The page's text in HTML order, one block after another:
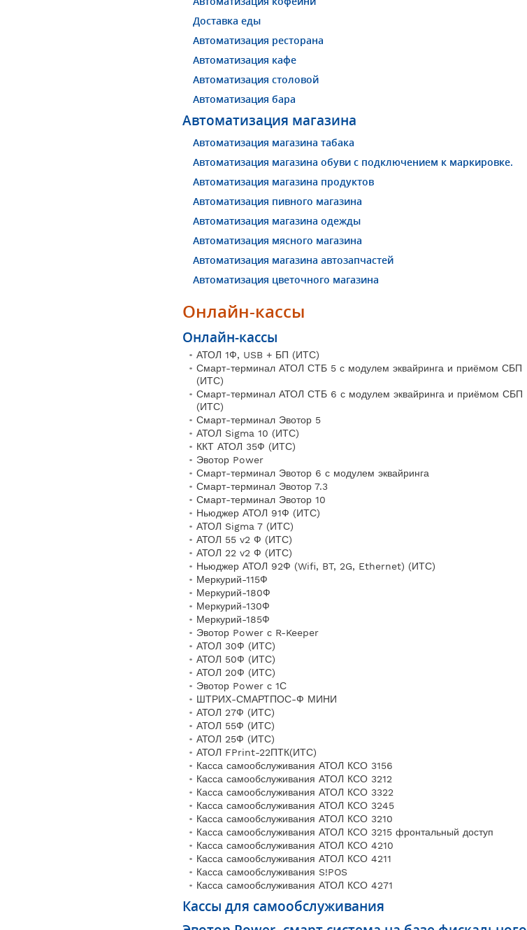
Доставка еды
Автоматизация ресторана
Автоматизация кафе
Автоматизация столовой
Автоматизация бара
Автоматизация магазина
Автоматизация магазина табака
Автоматизация магазина обуви с подключением к маркировке.
Автоматизация магазина продуктов
Автоматизация пивного магазина
Автоматизация магазина одежды
Автоматизация мясного магазина
Автоматизация магазина автозапчастей
Автоматизация цветочного магазина
Онлайн-кассы
Онлайн-кассы
АТОЛ 1Ф, USB + БП (ИТС)
Смарт-терминал АТОЛ СТБ 5 с модулем эквайринга и приёмом СБП
(ИТС)
Смарт-терминал АТОЛ СТБ 6 с модулем эквайринга и приёмом СБП
(ИТС)
Смарт-терминал Эвотор 5
АТОЛ Sigma 10 (ИТС)
ККТ АТОЛ 35Ф (ИТС)
Эвотор Power
Смарт-терминал Эвотор 6 с модулем эквайринга
Смарт-терминал Эвотор 7.3
Смарт-терминал Эвотор 10
Ньюджер АТОЛ 91Ф (ИТС)
АТОЛ Sigma 7 (ИТС)
АТОЛ 55 v2 Ф (ИТС)
АТОЛ 22 v2 Ф (ИТС)
Ньюджер АТОЛ 92Ф (Wifi, BT, 2G, Ethernet) (ИТС)
Меркурий-115Ф
Меркурий-180Ф
Меркурий-130Ф
Меркурий-185Ф
Эвотор Power с R-Keeper
АТОЛ 30Ф (ИТС)
АТОЛ 50Ф (ИТС)
АТОЛ 20Ф (ИТС)
Эвотор Power с 1С
ШТРИХ-СМАРТПОС-Ф МИНИ
АТОЛ 27Ф (ИТС)
АТОЛ 55Ф (ИТС)
АТОЛ 25Ф (ИТС)
АТОЛ FPrint-22ПТК(ИТС)
Касса самообслуживания АТОЛ КСО 3156
Касса самообслуживания АТОЛ КСО 3212
Касса самообслуживания АТОЛ КСО 3322
Касса самообслуживания АТОЛ КСО 3245
Касса самообслуживания АТОЛ КСО 3210
Касса самообслуживания АТОЛ КСО 3215 фронтальный доступ
Касса самообслуживания АТОЛ КСО 4210
Касса самообслуживания АТОЛ КСО 4211
Касса самообслуживания S!POS
Касса самообслуживания АТОЛ КСО 4271
Кассы для самообслуживания